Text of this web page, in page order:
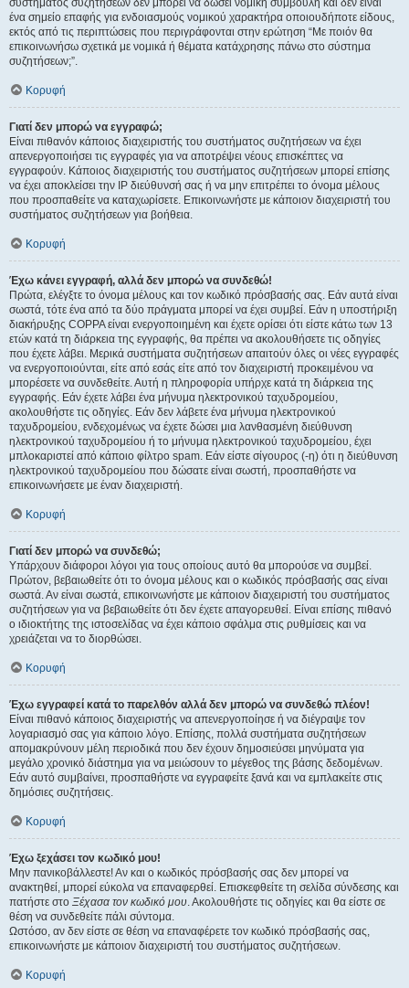
συστήματος συζητήσεων δεν μπορεί να δώσει νομική συμβουλή και δεν είναι
ένα σημείο επαφής για ενδοιασμούς νομικού χαρακτήρα οποιουδήποτε είδους,
εκτός από τις περιπτώσεις που περιγράφονται στην ερώτηση “Με ποιόν θα
επικοινωνήσω σχετικά με νομικά ή θέματα κατάχρησης πάνω στο σύστημα
συζητήσεων;”.
Κορυφή
Γιατί δεν μπορώ να εγγραφώ;
Είναι πιθανόν κάποιος διαχειριστής του συστήματος συζητήσεων να έχει
απενεργοποιήσει τις εγγραφές για να αποτρέψει νέους επισκέπτες να
εγγραφούν. Κάποιος διαχειριστής του συστήματος συζητήσεων μπορεί επίσης
να έχει αποκλείσει την IP διεύθυνσή σας ή να μην επιτρέπει το όνομα μέλους
που προσπαθείτε να καταχωρίσετε. Επικοινωνήστε με κάποιον διαχειριστή του
συστήματος συζητήσεων για βοήθεια.
Κορυφή
Έχω κάνει εγγραφή, αλλά δεν μπορώ να συνδεθώ!
Πρώτα, ελέγξτε το όνομα μέλους και τον κωδικό πρόσβασής σας. Εάν αυτά είναι
σωστά, τότε ένα από τα δύο πράγματα μπορεί να έχει συμβεί. Εάν η υποστήριξη
διακήρυξης COPPA είναι ενεργοποιημένη και έχετε ορίσει ότι είστε κάτω των 13
ετών κατά τη διάρκεια της εγγραφής, θα πρέπει να ακολουθήσετε τις οδηγίες
που έχετε λάβει. Μερικά συστήματα συζητήσεων απαιτούν όλες οι νέες εγγραφές
να ενεργοποιούνται, είτε από εσάς είτε από τον διαχειριστή προκειμένου να
μπορέσετε να συνδεθείτε. Αυτή η πληροφορία υπήρχε κατά τη διάρκεια της
εγγραφής. Εάν έχετε λάβει ένα μήνυμα ηλεκτρονικού ταχυδρομείου,
ακολουθήστε τις οδηγίες. Εάν δεν λάβετε ένα μήνυμα ηλεκτρονικού
ταχυδρομείου, ενδεχομένως να έχετε δώσει μια λανθασμένη διεύθυνση
ηλεκτρονικού ταχυδρομείου ή το μήνυμα ηλεκτρονικού ταχυδρομείου, έχει
μπλοκαριστεί από κάποιο φίλτρο spam. Εάν είστε σίγουρος (-η) ότι η διεύθυνση
ηλεκτρονικού ταχυδρομείου που δώσατε είναι σωστή, προσπαθήστε να
επικοινωνήσετε με έναν διαχειριστή.
Κορυφή
Γιατί δεν μπορώ να συνδεθώ;
Υπάρχουν διάφοροι λόγοι για τους οποίους αυτό θα μπορούσε να συμβεί.
Πρώτον, βεβαιωθείτε ότι το όνομα μέλους και ο κωδικός πρόσβασής σας είναι
σωστά. Αν είναι σωστά, επικοινωνήστε με κάποιον διαχειριστή του συστήματος
συζητήσεων για να βεβαιωθείτε ότι δεν έχετε απαγορευθεί. Είναι επίσης πιθανό
ο ιδιοκτήτης της ιστοσελίδας να έχει κάποιο σφάλμα στις ρυθμίσεις και να
χρειάζεται να το διορθώσει.
Κορυφή
Έχω εγγραφεί κατά το παρελθόν αλλά δεν μπορώ να συνδεθώ πλέον!
Είναι πιθανό κάποιος διαχειριστής να απενεργοποίησε ή να διέγραψε τον
λογαριασμό σας για κάποιο λόγο. Επίσης, πολλά συστήματα συζητήσεων
απομακρύνουν μέλη περιοδικά που δεν έχουν δημοσιεύσει μηνύματα για
μεγάλο χρονικό διάστημα για να μειώσουν το μέγεθος της βάσης δεδομένων.
Εάν αυτό συμβαίνει, προσπαθήστε να εγγραφείτε ξανά και να εμπλακείτε στις
δημόσιες συζητήσεις.
Κορυφή
Έχω ξεχάσει τον κωδικό μου!
Μην πανικοβάλλεστε! Αν και ο κωδικός πρόσβασής σας δεν μπορεί να
ανακτηθεί, μπορεί εύκολα να επαναφερθεί. Επισκεφθείτε τη σελίδα σύνδεσης και
πατήστε στο Ξέχασα τον κωδικό μου. Ακολουθήστε τις οδηγίες και θα είστε σε
θέση να συνδεθείτε πάλι σύντομα.
Ωστόσο, αν δεν είστε σε θέση να επαναφέρετε τον κωδικό πρόσβασής σας,
επικοινωνήστε με κάποιον διαχειριστή του συστήματος συζητήσεων.
Κορυφή